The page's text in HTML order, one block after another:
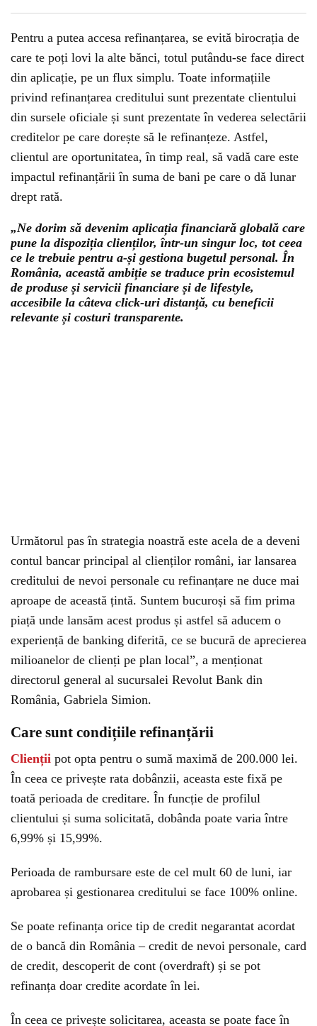
Pentru a putea accesa refinanțarea, se evită birocrația de
care te poți lovi la alte bănci, totul putându-se face direct
din aplicație, pe un flux simplu. Toate informațiile
privind refinanțarea creditului sunt prezentate clientului
din sursele oficiale și sunt prezentate în vederea selectării
creditelor pe care dorește să le refinanțeze. Astfel,
clientul are oportunitatea, în timp real, să vadă care este
impactul refinanțării în suma de bani pe care o dă lunar
drept rată.
„Ne dorim să devenim aplicația financiară globală care
pune la dispoziția clienților, într-un singur loc, tot ceea
ce le trebuie pentru a-și gestiona bugetul personal. În
România, această ambiție se traduce prin ecosistemul
de produse și servicii financiare și de lifestyle,
accesibile la câteva click-uri distanță, cu beneficii
relevante și costuri transparente.
Următorul pas în strategia noastră este acela de a deveni
contul bancar principal al clienților români, iar lansarea
creditului de nevoi personale cu refinanțare ne duce mai
aproape de această țintă. Suntem bucuroși să fim prima
piață unde lansăm acest produs și astfel să aducem o
experiență de banking diferită, ce se bucură de aprecierea
milioanelor de clienți pe plan local”, a menționat
directorul general al sucursalei Revolut Bank din
România, Gabriela Simion.
Care sunt condițiile refinanțării
Clienții pot opta pentru o sumă maximă de 200.000 lei.
În ceea ce privește rata dobânzii, aceasta este fixă pe
toată perioada de creditare. În funcție de profilul
clientului și suma solicitată, dobânda poate varia între
6,99% și 15,99%.
Perioada de rambursare este de cel mult 60 de luni, iar
aprobarea și gestionarea creditului se face 100% online.
Se poate refinanța orice tip de credit negarantat acordat
de o bancă din România – credit de nevoi personale, card
de credit, descoperit de cont (overdraft) și se pot
refinanța doar credite acordate în lei.
În ceea ce privește solicitarea, aceasta se poate face în